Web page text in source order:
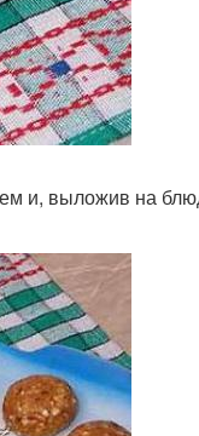
и, выложив на